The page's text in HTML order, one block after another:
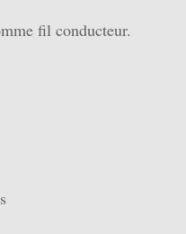
fil conducteur.